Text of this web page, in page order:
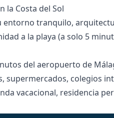
la Costa del Sol
entorno tranquilo,
a la playa (a solo 5
del aeropuerto de
supermercados, colegios
‌vacacional, ‌residencia